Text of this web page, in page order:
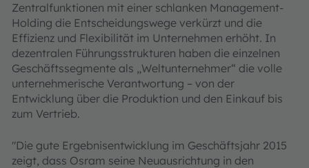
Zentralfunktionen mit einer schlanken Management-
Holding die Entscheidungswege verkürzt und die
Effizienz und Flexibilität im Unternehmen erhöht. In
dezentralen Führungsstrukturen haben die einzelnen
Geschäftssegmente als „Weltunternehmer“ die volle
unternehmerische Verantwortung – von der
Entwicklung über die Produktion und den Einkauf bis
zum Vertrieb.
"Die gute Ergebnisentwicklung im Geschäftsjahr 2015
zeigt, dass Osram seine Neuausrichtung in den